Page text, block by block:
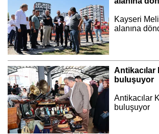
Kayseri
alanına
Antikacılar
buluşuyor
Antikacılar
buluşuyor